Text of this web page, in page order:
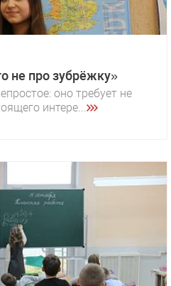
не про зубрёжку»
оно требует не
интере...